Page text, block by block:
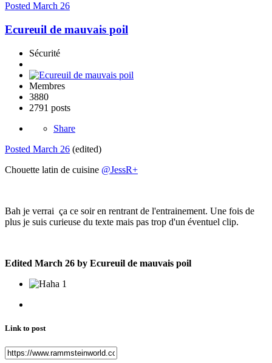
Posted March 26
Ecureuil de mauvais poil
Sécurité
Membres
3880
2791 posts
Share
Posted March 26 (edited)
Chouette latin de cuisine @JessR+
Bah je verrai ça ce soir en rentrant de l'entrainement. Une fois de
plus je suis curieuse du texte mais pas trop d'un éventuel clip.
Edited March 26 by Ecureuil de mauvais poil
1
Link to post